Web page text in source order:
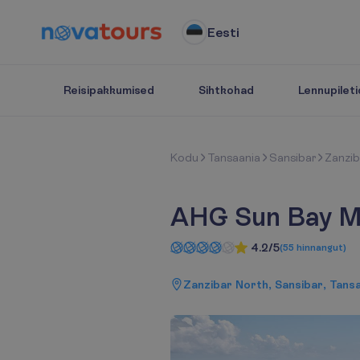
Eesti
Reisipakkumised Sihtkohad
Kodu Tansaania Sansibar
AHG Sun Bay
4.2/5(55 hinnangut)
Zanzibar North, Sansibar,